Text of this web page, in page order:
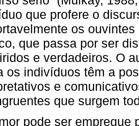
que profere o
os
que passa por ser
e verdadeiros. O
os indivíduos têm a
e
que surgem
pode ser empregue